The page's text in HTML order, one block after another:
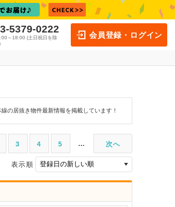
5379-0222
～18:00 (土日祝日を除
会員登録・ログイン
の居抜き物件最新情報を掲載しています！
3 4 5 … 次へ
表示順